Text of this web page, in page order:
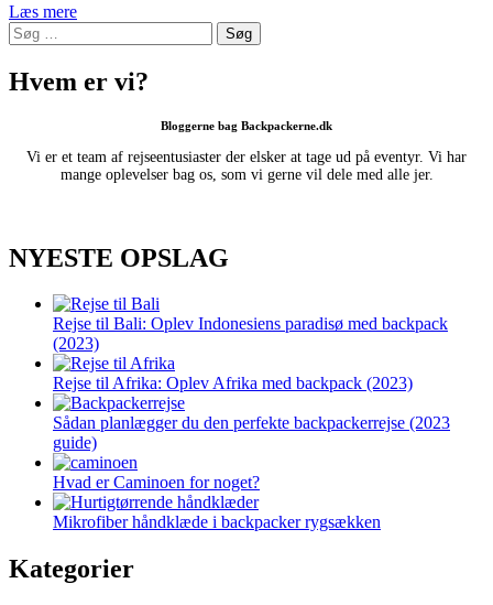
Læs mere
Søg
efter:
Hvem er vi?
Bloggerne bag Backpackerne.dk
Vi er et team af rejseentusiaster der elsker at tage ud på eventyr. Vi har
mange oplevelser bag os, som vi gerne vil dele med alle jer.
NYESTE OPSLAG
Rejse til Bali: Oplev Indonesiens paradisø med backpack
(2023)
Rejse til Afrika: Oplev Afrika med backpack (2023)
Sådan planlægger du den perfekte backpackerrejse (2023
guide)
Hvad er Caminoen for noget?
Mikrofiber håndklæde i backpacker rygsækken
Kategorier